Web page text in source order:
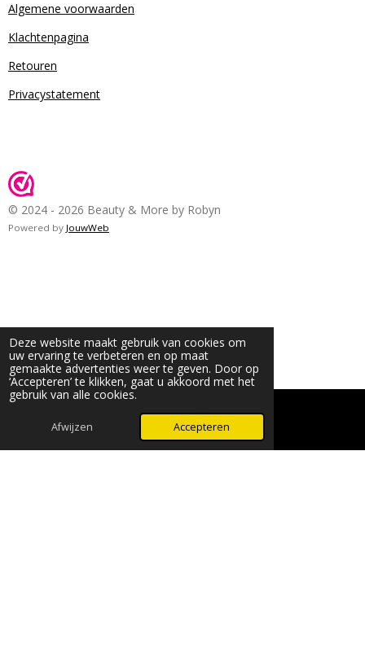
Deze website maakt gebruik van cookies om
uw ervaring te verbeteren en op maat
gemaakte advertenties weer te geven. Door op
‘Accepteren’ te klikken, gaat u akkoord met het
gebruik van alle cookies.
Afwijzen Accepteren
Algemene voorwaarden
Klachtenpagina
Retouren
Privacystatement
© 2024 - 2026 Beauty & More by Robyn
Powered by JouwWeb
WhatsApp